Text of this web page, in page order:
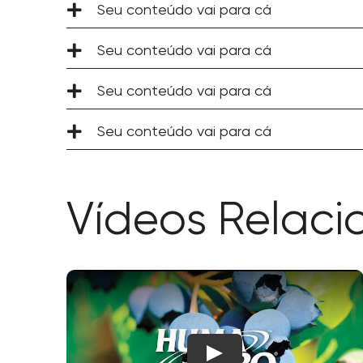
Seu conteúdo vai para cá
Seu conteúdo vai para cá
Seu conteúdo vai para cá
Seu conteúdo vai para cá
Vídeos